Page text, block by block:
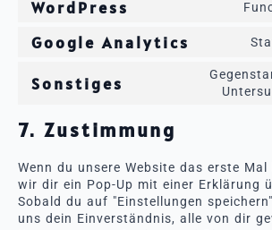
WordPress
Google Analytics
Sonstiges
7. Zustimmung
Wenn du unsere Website das erste Mal
wir dir ein Pop-Up mit einer Erklärung
Sobald du auf "Einstellungen
uns dein Einverständnis, alle von dir